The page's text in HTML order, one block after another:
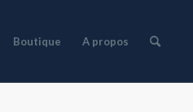
Boutique A propos